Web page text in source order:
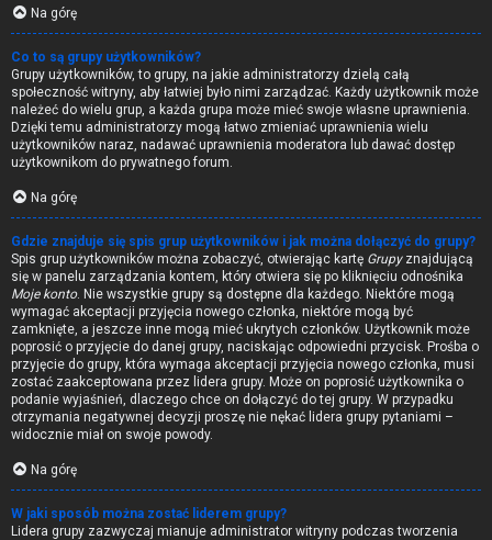
Na górę
Co to są grupy użytkowników?
Grupy użytkowników, to grupy, na jakie administratorzy dzielą całą
społeczność witryny, aby łatwiej było nimi zarządzać. Każdy użytkownik może
należeć do wielu grup, a każda grupa może mieć swoje własne uprawnienia.
Dzięki temu administratorzy mogą łatwo zmieniać uprawnienia wielu
użytkowników naraz, nadawać uprawnienia moderatora lub dawać dostęp
użytkownikom do prywatnego forum.
Na górę
Gdzie znajduje się spis grup użytkowników i jak można dołączyć do grupy?
Spis grup użytkowników można zobaczyć, otwierając kartę Grupyznajdującą
się w panelu zarządzania kontem, który otwiera się po kliknięciu odnośnika
Moje konto. Nie wszystkie grupy są dostępne dla każdego. Niektóre mogą
wymagać akceptacji przyjęcia nowego członka, niektóre mogą być
zamknięte, a jeszcze inne mogą mieć ukrytych członków. Użytkownik może
poprosić o przyjęcie do danej grupy, naciskając odpowiedni przycisk. Prośba o
przyjęcie do grupy, która wymaga akceptacji przyjęcia nowego członka, musi
zostać zaakceptowana przez lidera grupy. Może on poprosić użytkownika o
podanie wyjaśnień, dlaczego chce on dołączyć do tej grupy. W przypadku
otrzymania negatywnej decyzji proszę nie nękać lidera grupy pytaniami –
widocznie miał on swoje powody.
Na górę
W jaki sposób można zostać liderem grupy?
Lidera grupy zazwyczaj mianuje administrator witryny podczas tworzenia